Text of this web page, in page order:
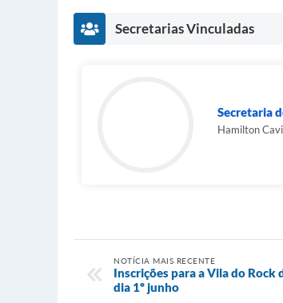
Secretarias Vinculadas
Secretaria
Hamilton
NOTÍCIA MAIS RECENTE
Inscrições para a Vila do Rock
dia 1º junho